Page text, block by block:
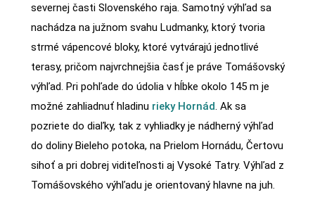
severnej časti Slovenského raja. Samotný výhľad sa
nachádza na južnom svahu Ludmanky, ktorý tvoria
strmé vápencové bloky, ktoré vytvárajú jednotlivé
terasy, pričom najvrchnejšia časť je práve Tomášovský
výhľad. Pri pohľade do údolia v hĺbke okolo 145 m je
možné zahliadnuť hladinu rieky Hornád. Ak sa
pozriete do diaľky, tak z vyhliadky je nádherný výhľad
do doliny Bieleho potoka, na Prielom Hornádu, Čertovu
sihoť a pri dobrej viditeľnosti aj Vysoké Tatry. Výhľad z
Tomášovského výhľadu je orientovaný hlavne na juh.